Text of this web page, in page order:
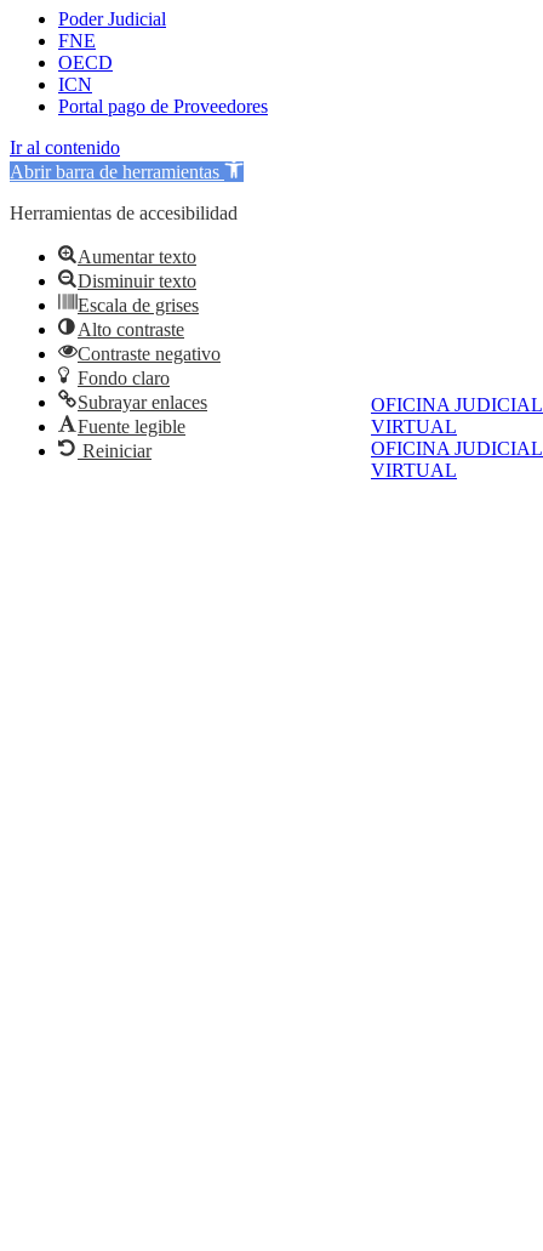
OFICINA JUDICIAL
VIRTUAL
OFICINA JUDICIAL
VIRTUAL
Poder Judicial
FNE
OECD
ICN
Portal pago de Proveedores
Ir al contenido
Abrir barra de herramientas
Herramientas de accesibilidad
Aumentar texto
Disminuir texto
Escala de grises
Alto contraste
Contraste negativo
Fondo claro
Subrayar enlaces
Fuente legible
Reiniciar